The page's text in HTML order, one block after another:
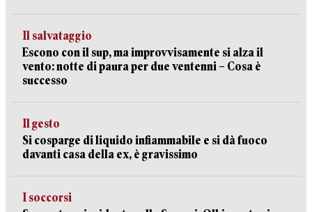
Il salvataggio
Escono con il sup, ma improvvisamente si alza il
vento: notte di paura per due ventenni – Cosa è
successo
Il gesto
Si cosparge di liquido infiammabile e si dà fuoco
davanti casa della ex, è gravissimo
I soccorsi